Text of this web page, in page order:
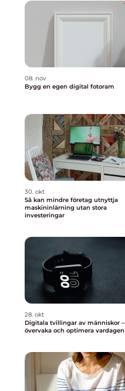
08. nov
Bygg en egen digital fotoram
30. okt
Så kan mindre företag utnyttja
maskininlärning utan stora
investeringar
28. okt
Digitala tvillingar av människor –
övervaka och optimera vardagen